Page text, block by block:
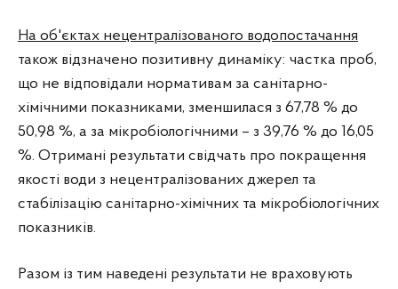
На об'єктах нецентралізованого водопостачання
також відзначено позитивну динаміку: частка проб,
що не відповідали нормативам за санітарно-
хімічними показниками, зменшилася з 67,78 % до
50,98 %, а за мікробіологічними – з 39,76 % до 16,05
%. Отримані результати свідчать про покращення
якості води з нецентралізованих джерел та
стабілізацію санітарно-хімічних та мікробіологічних
показників.
Разом із тим наведені результати не враховують